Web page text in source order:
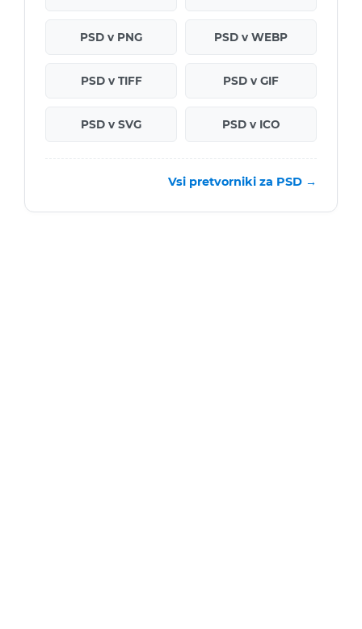
PSD v PNG PSD v WEBP
PSD v TIFF PSD v GIF
PSD v SVG PSD v ICO
Vsi pretvorniki za PSD →